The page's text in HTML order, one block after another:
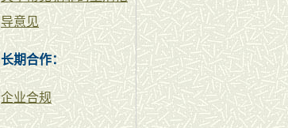
导意见
长期合作：
企业合规